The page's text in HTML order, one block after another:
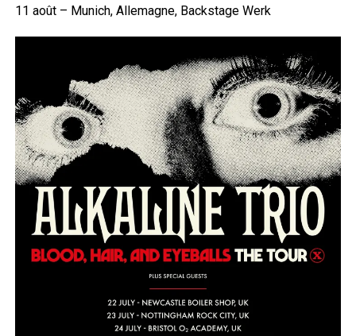
11 août – Munich, Allemagne, Backstage Werk